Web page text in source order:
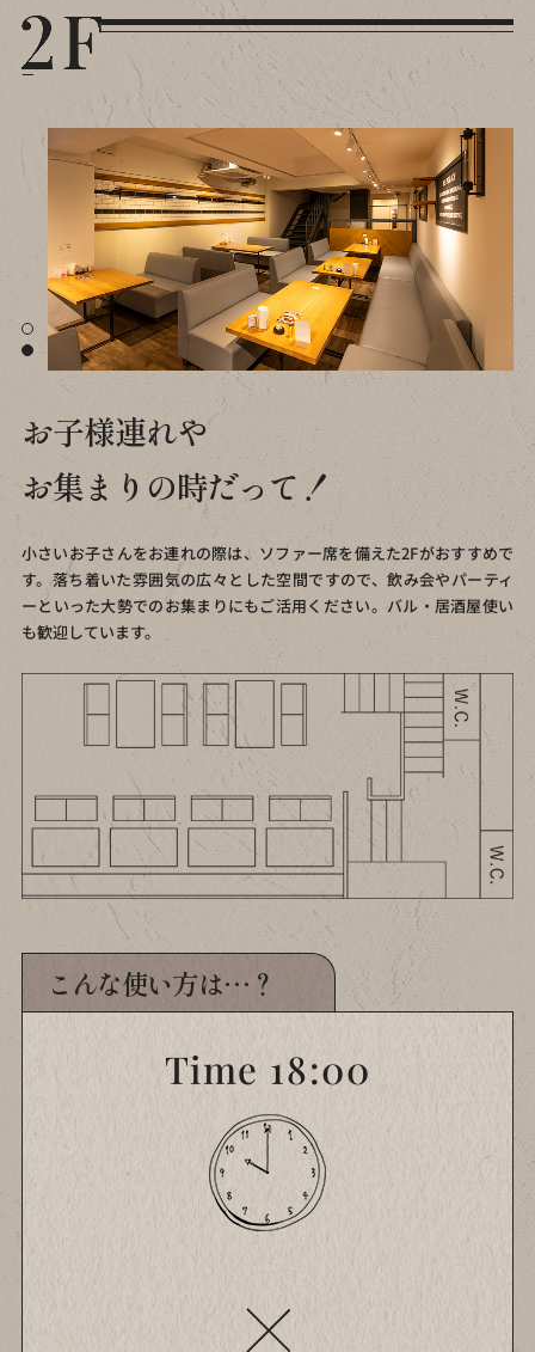
お子様連れや
お集まりの時だって！
小さいお子さんをお連れの際は、ソファー席を備えた2Fがおすすめで
す。 落ち着いた雰囲気の広々とした空間ですので、飲み会やパーティ
ーといった大勢でのお集まりにもご活用ください。 バル・居酒屋使い
も歓迎しています。
こんな使い方は…？
Time 18:00